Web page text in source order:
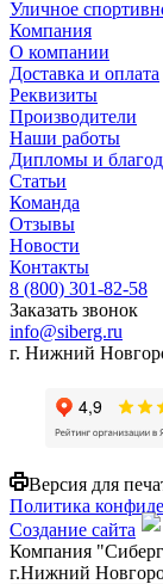
Уличное
Компания
О компании
Доставка и оплата
Реквизиты
Производители
Наши работы
Дипломы и
Статьи
Команда
Отзывы
Новости
Контакты
8 (800) 301-82-58
Заказать звонок
info@siberg.ru
г. Нижний
Версия для
Политика
Создание сайта
Компания
г.Нижний